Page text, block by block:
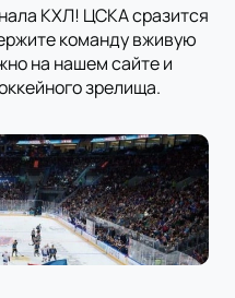
КХЛ! ЦСКА сразится
команду вживую
на нашем сайте и
зрелища.